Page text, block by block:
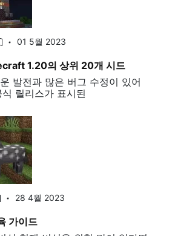
01 5월 2023
1.20의 상위 20개 시드
발전과 많은 버그 수정이 있어
릴리스가 표시된
28 4월 2023
가이드